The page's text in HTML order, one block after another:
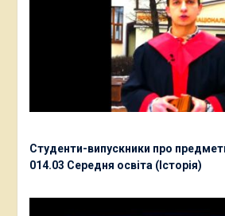
Студенти-випускники про
014.03 Середня освіта (Історія)